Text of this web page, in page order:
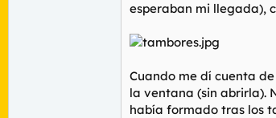
esperaban mi llegada),
Cuando me dí cuenta
la ventana (sin abrirla).
había formado tras los